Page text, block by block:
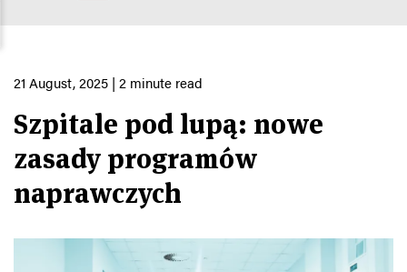
21 August, 2025 | 2 minute read
Szpitale pod lupą: nowe
zasady programów
naprawczych